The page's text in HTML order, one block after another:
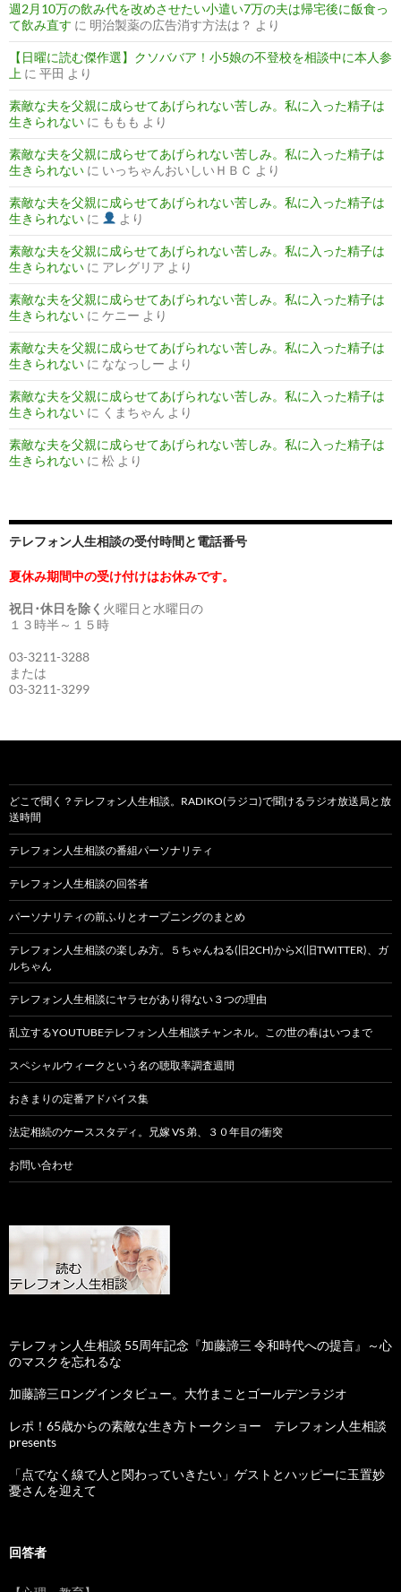
週2月10万の飲み代を改めさせたい小遣い7万の夫は帰宅後に飯食っ
て飲み直す に 明治製薬の広告消す方法は？ より
【日曜に読む傑作選】クソババア！小5娘の不登校を相談中に本人参
上 に 平田 より
素敵な夫を父親に成らせてあげられない苦しみ。私に入った精子は
生きられない に ももも より
素敵な夫を父親に成らせてあげられない苦しみ。私に入った精子は
生きられない に いっちゃんおいしいＨＢＣ より
素敵な夫を父親に成らせてあげられない苦しみ。私に入った精子は
生きられない に より
素敵な夫を父親に成らせてあげられない苦しみ。私に入った精子は
生きられない に アレグリア より
素敵な夫を父親に成らせてあげられない苦しみ。私に入った精子は
生きられない に ケニー より
素敵な夫を父親に成らせてあげられない苦しみ。私に入った精子は
生きられない に ななっしー より
素敵な夫を父親に成らせてあげられない苦しみ。私に入った精子は
生きられない に くまちゃん より
素敵な夫を父親に成らせてあげられない苦しみ。私に入った精子は
生きられない に 松 より
テレフォン人生相談の受付時間と電話番号
夏休み期間中の受け付けはお休みです。
祝日･休日を除く 火曜日と水曜日の
１３時半～１５時
03-3211-3288
または
03-3211-3299
どこで聞く？テレフォン人生相談。RADIKO(ラジコ)で聞けるラジオ放送局と放
送時間
テレフォン人生相談の番組パーソナリティ
テレフォン人生相談の回答者
パーソナリティの前ふりとオープニングのまとめ
テレフォン人生相談の楽しみ方。５ちゃんねる(旧2CH)からX(旧TWITTER)、ガ
ルちゃん
テレフォン人生相談にヤラセがあり得ない３つの理由
乱立するYOUTUBEテレフォン人生相談チャンネル。この世の春はいつまで
スペシャルウィークという名の聴取率調査週間
おきまりの定番アドバイス集
法定相続のケーススタディ。兄嫁 VS 弟、３０年目の衝突
お問い合わせ
テレフォン人生相談 55周年記念『加藤諦三 令和時代への提言』～心
のマスクを忘れるな
加藤諦三ロングインタビュー。大竹まことゴールデンラジオ
レポ！65歳からの素敵な生き方トークショー テレフォン人生相談
presents
「点でなく線で人と関わっていきたい」ゲストとハッピーに玉置妙
憂さんを迎えて
回答者